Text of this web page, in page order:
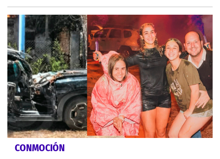
CONMOCIÓN